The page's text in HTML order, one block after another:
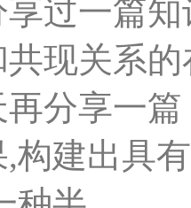
享过一篇
共现关系
分享一
构建出具